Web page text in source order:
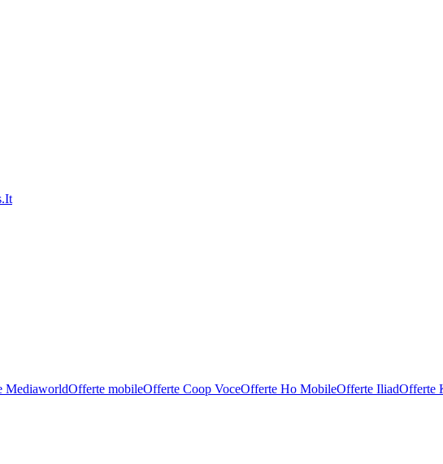
MediaworldOfferte mobileOfferte Coop VoceOfferte Ho MobileOfferte IliadOfferte